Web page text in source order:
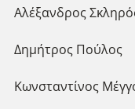
Αλέξανδρος
Δημήτρος Πούλος
Κωνσταντίνος